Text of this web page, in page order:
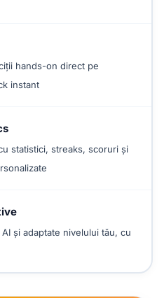
hands-on direct pe
instant
statistici, streaks, scoruri și
și adaptate nivelului tău, cu